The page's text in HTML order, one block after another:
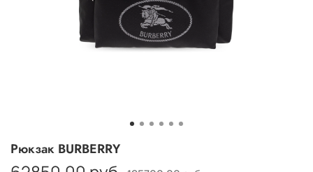
Рюкзак BURBERRY